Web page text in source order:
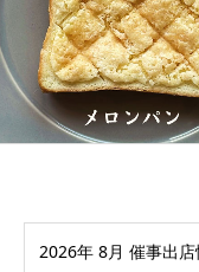
2026年 8月 催事出店